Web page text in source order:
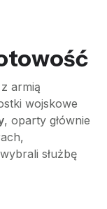
armią
wojskowe
, oparty głównie
służbę